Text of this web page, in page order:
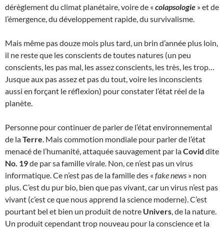
dérèglement du climat planétaire, voire de « colapsologie » et de
l’émergence, du développement rapide, du survivalisme.
Mais même pas douze mois plus tard, un brin d’année plus loin,
il ne reste que les conscients de toutes natures (un peu
conscients, les pas mal, les assez conscients, les très, les trop…
Jusque aux pas assez et pas du tout, voire les inconscients
aussi en forçant le réflexion) pour constater l’état réel de la
planète.
Personne pour continuer de parler de l’état environnemental
de laTerre. Mais commotion mondiale pour parler de l’état
menacé de l’humanité, attaquée sauvagement par laCovid dite
No. 19de par sa famille virale. Non, ce n’est pas un virus
informatique. Ce n’est pas de la famille des « fake news » non
plus. C’est du pur bio, bien que pas vivant, car un virus n’est pas
vivant (c’est ce que nous apprend la science moderne). C’est
pourtant bel et bien un produit de notre Univers, de la nature.
Un produit cependant trop nouveau pour la conscience et la